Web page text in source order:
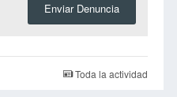
Enviar Denuncia
Toda la actividad